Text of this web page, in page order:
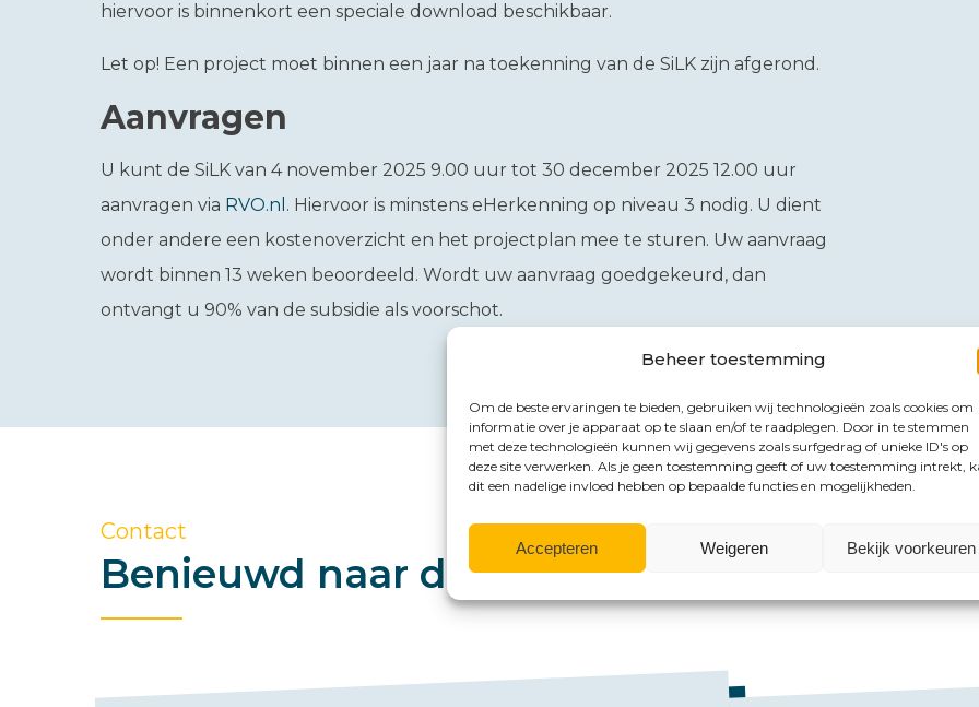
Beheer toestemming
Om de beste ervaringen te bieden, gebruiken wij technologieën zoals cookies om
informatie over je apparaat op te slaan en/of te raadplegen. Door in te stemmen
met deze technologieën kunnen wij gegevens zoals surfgedrag of unieke ID's op
deze site verwerken. Als je geen toestemming geeft of uw toestemming intrekt,
dit een nadelige invloed hebben op bepaalde functies en mogelijkheden.
Accepteren Weigeren Bekijk voorkeuren
hiervoor is binnenkort een speciale download beschikbaar.
Let op! Een project moet binnen een jaar na toekenning van de SiLK zijn afgerond.
Aanvragen
U kunt de SiLK van 4 november 2025 9.00 uur tot 30 december 2025 12.00 uur
aanvragen via RVO.nl . Hiervoor is minstens eHerkenning op niveau 3 nodig. U dient
onder andere een kostenoverzicht en het projectplan mee te sturen. Uw aanvraag
wordt binnen 13 weken beoordeeld. Wordt uw aanvraag goedgekeurd, dan
ontvangt u 90% van de subsidie als voorschot.
Contact
Benieuwd naar de mogelijkheden?